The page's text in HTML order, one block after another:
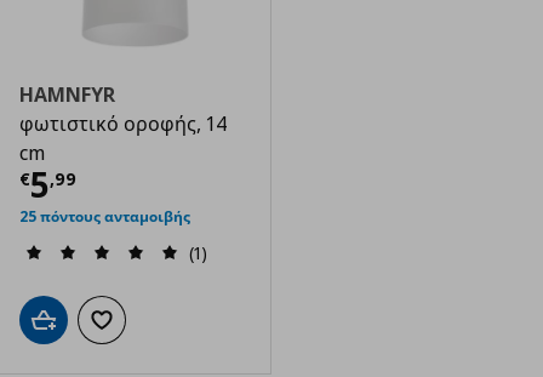
HAMNFYR
φωτιστικό οροφής, 14
cm
€5,99
Τρέχουσα τιμή
25 πόντους ανταμοιβής
(1)
Προσθήκη στο καλάθι
Προσθήκη στα αγαπημένα